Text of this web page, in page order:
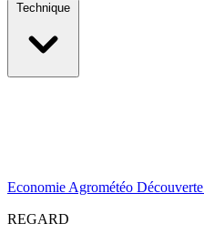
Technique
Economie Agrométéo Découverte
REGARD